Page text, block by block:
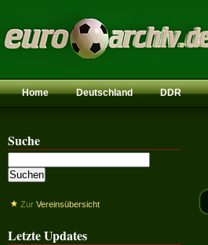
Home Deutschland DDR
Suche
Zur Vereinsübersicht
Letzte Updates